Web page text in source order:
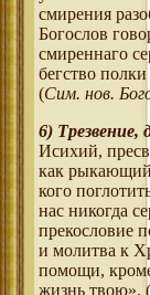
смирения
Богослов
смиреннаго
бегство
(Сим. нов.
6) Трезвение,
Исихий,
как
кого
нас никогда
прекословие
и молитва к
помощи,
жизнь твою». (